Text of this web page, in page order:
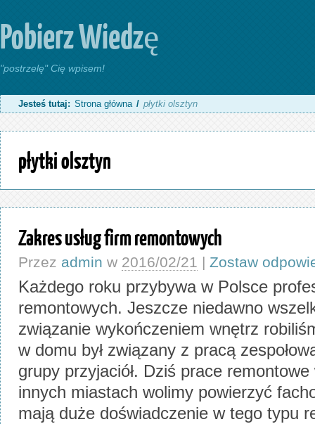
Pobierz Wiedzę
"postrzelę" Cię wpisem!
Jesteś tutaj: Strona główna / płytki olsztyn
płytki olsztyn
Zakres usług firm remontowych
Przez admin w 2016/02/21 | Zostaw
Każdego roku przybywa w Polsce
remontowych. Jeszcze niedawno
związanie wykończeniem wnętrz
w domu był związany z pracą
grupy przyjaciół. Dziś prace
innych miastach wolimy powierzyć
mają duże doświadczenie w tego typu